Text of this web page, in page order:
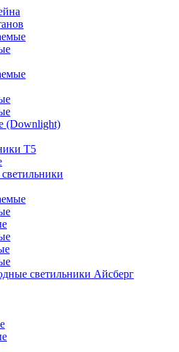
(Downlight)
Т5
светильники Айсберг